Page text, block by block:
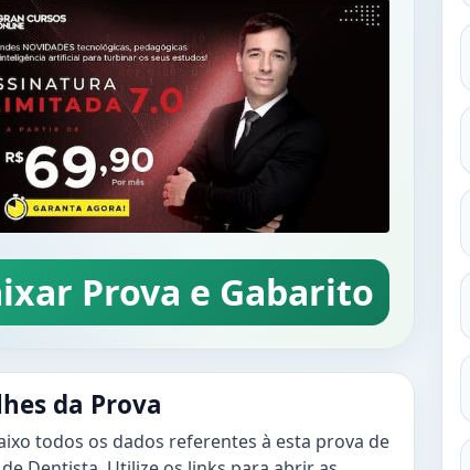
Prova e Gabarito
da Prova
todos os dados referentes à esta prova de